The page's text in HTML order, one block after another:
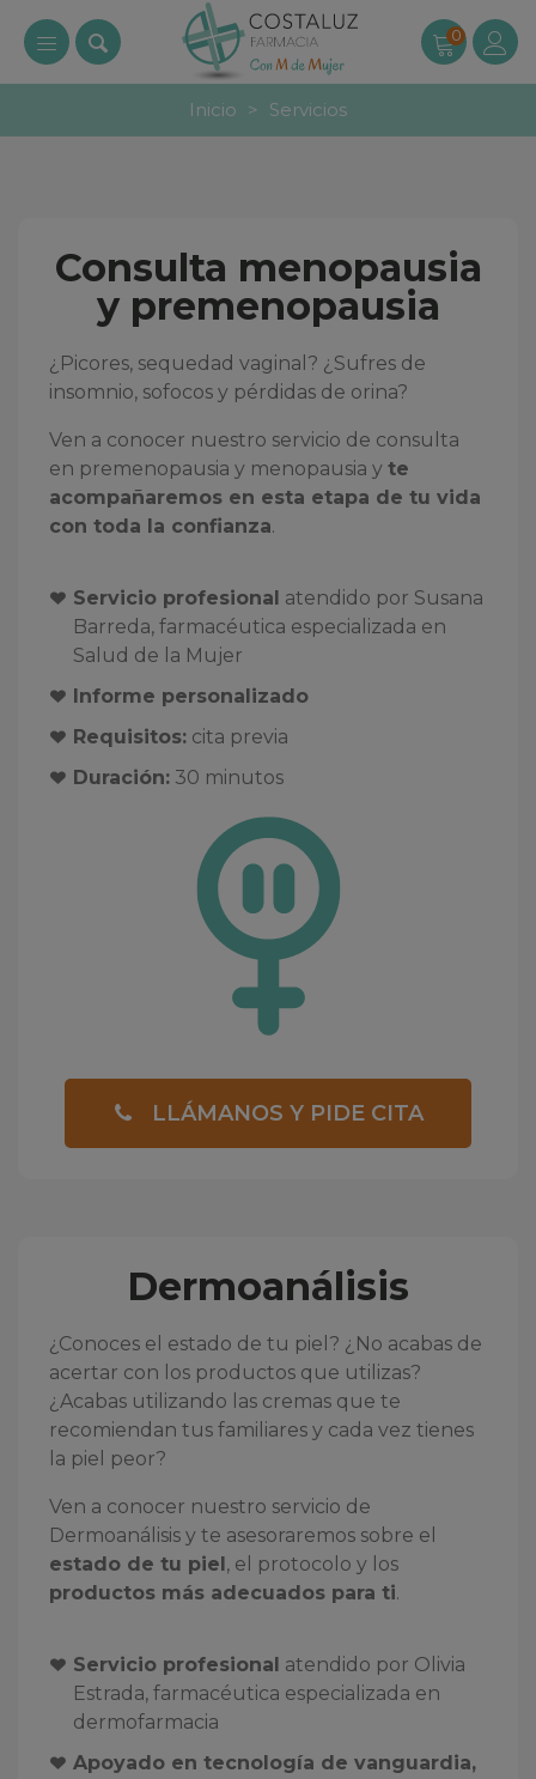
0
Inicio > Servicios
LLÁMANOS Y PIDE CITA
Consulta menopausia
y premenopausia
¿Picores, sequedad vaginal? ¿Sufres de
insomnio, sofocos y pérdidas de orina?
Ven a conocer nuestro servicio de consulta
en premenopausia y menopausia y te
acompañaremos en esta etapa de tu vida
con toda la confianza.
Servicio profesional atendido por Susana
Barreda, farmacéutica especializada en
Salud de la Mujer
Informe personalizado
Requisitos: cita previa
Duración: 30 minutos
Dermoanálisis
¿Conoces el estado de tu piel? ¿No acabas de
acertar con los productos que utilizas?
¿Acabas utilizando las cremas que te
recomiendan tus familiares y cada vez tienes
la piel peor?
Ven a conocer nuestro servicio de
Dermoanálisis y te asesoraremos sobre el
estado de tu piel, el protocolo y los
productos más adecuados para ti.
Servicio profesional atendido por Olivia
Estrada, farmacéutica especializada en
dermofarmacia
Apoyado en tecnología de vanguardia,